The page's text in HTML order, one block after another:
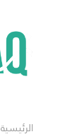
الرئيسية